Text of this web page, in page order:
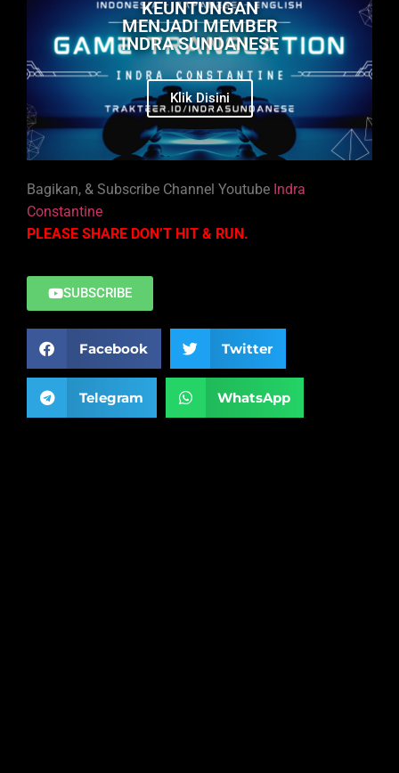
KEUNTUNGAN
MENJADI MEMBER
INDRA SUNDANESE
Klik Disini
Bagikan, & Subscribe Channel Youtube Indra
Constantine
PLEASE SHARE DON’T HIT & RUN.
SUBSCRIBE
Facebook Twitter
Telegram WhatsApp